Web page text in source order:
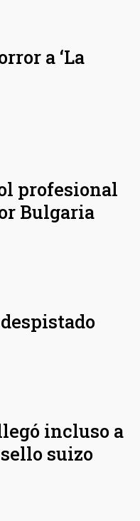
a ‘La
profesional
Bulgaria
incluso a
suizo